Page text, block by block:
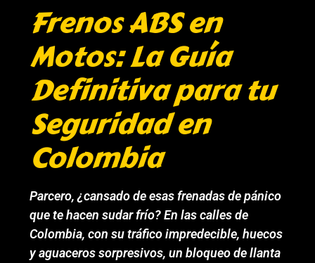
Frenos ABS en
Motos: La Guía
Definitiva para tu
Seguridad en
Colombia
Parcero, ¿cansado de esas frenadas de pánico
que te hacen sudar frío? En las calles de
Colombia, con su tráfico impredecible, huecos
y aguaceros sorpresivos, un bloqueo de llanta